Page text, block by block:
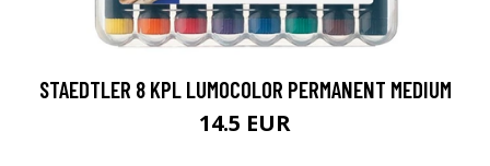
STAEDTLER 8 KPL LUMOCOLOR PERMANENT MEDIUM
14.5 EUR